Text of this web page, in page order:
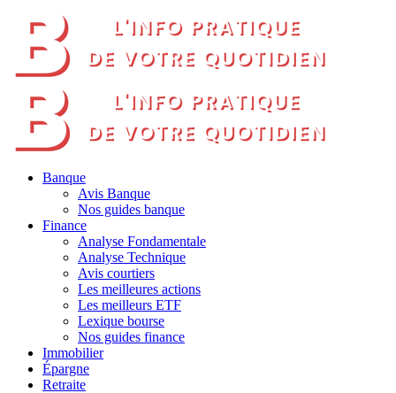
Banque
Avis Banque
Nos guides banque
Finance
Analyse Fondamentale
Analyse Technique
Avis courtiers
Les meilleures actions
Les meilleurs ETF
Lexique bourse
Nos guides finance
Immobilier
Épargne
Retraite